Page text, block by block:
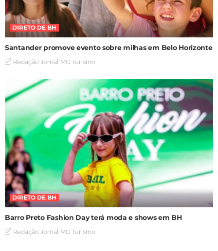
DIRETO DE BH
Santander promove evento sobre milhas em Belo Horizonte
Redação Jornal MG Turismo
DIRETO DE BH
Barro Preto Fashion Day terá moda e shows em BH
Redação Jornal MG Turismo